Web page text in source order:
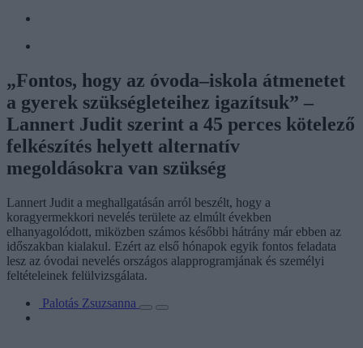
„Fontos, hogy az óvoda–iskola átmenetet
a gyerek szükségleteihez igazítsuk” –
Lannert Judit szerint a 45 perces kötelező
felkészítés helyett alternatív
megoldásokra van szükség
Lannert Judit a meghallgatásán arról beszélt, hogy a
koragyermekkori nevelés területe az elmúlt években
elhanyagolódott, miközben számos későbbi hátrány már ebben az
időszakban kialakul. Ezért az első hónapok egyik fontos feladata
lesz az óvodai nevelés országos alapprogramjának és személyi
feltételeinek felülvizsgálata.
Palotás Zsuzsanna